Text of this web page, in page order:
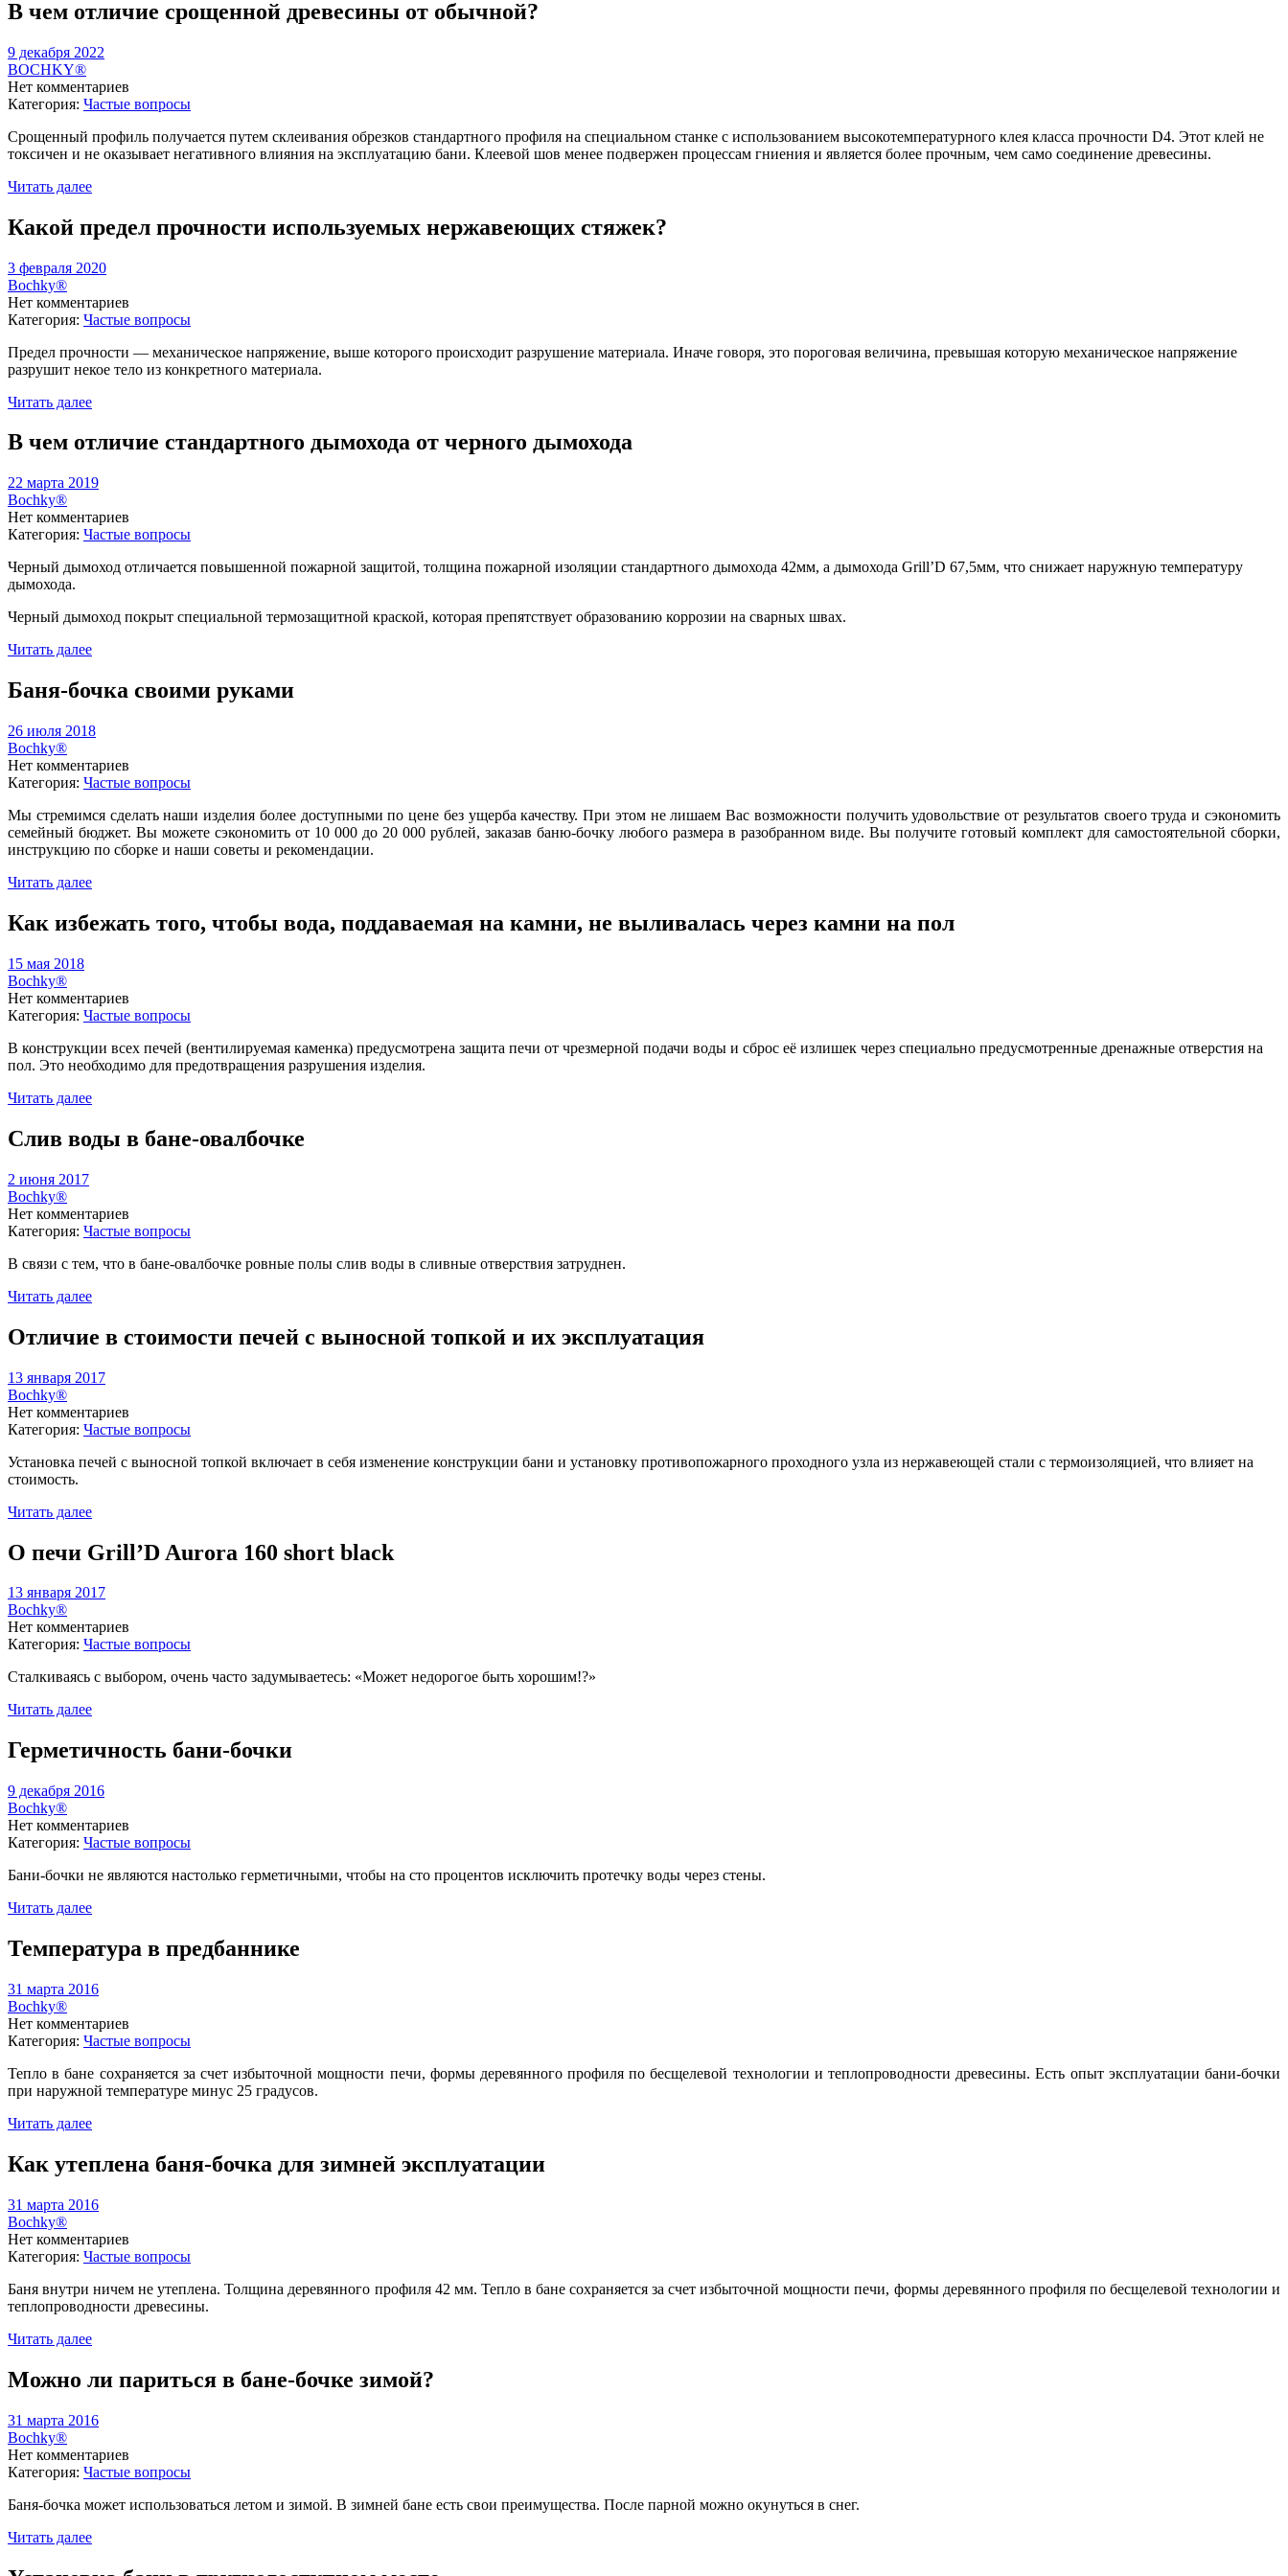
В чем отличие срощенной древесины от обычной?
9 декабря 2022
BOCHKY®
Нет комментариев
Категория: Частые вопросы
Срощенный профиль получается путем склеивания обрезков стандартного профиля на специальном станке с использованием высокотемпературного клея класса прочности D4. Этот клей не
токсичен и не оказывает негативного влияния на эксплуатацию бани. Клеевой шов менее подвержен процессам гниения и является более прочным, чем само соединение древесины.
Читать далее
Какой предел прочности используемых нержавеющих стяжек?
3 февраля 2020
Bochky®
Нет комментариев
Категория: Частые вопросы
Предел прочности — механическое напряжение, выше которого происходит разрушение материала. Иначе говоря, это пороговая величина, превышая которую механическое напряжение
разрушит некое тело из конкретного материала.
Читать далее
В чем отличие стандартного дымохода от черного дымохода
22 марта 2019
Bochky®
Нет комментариев
Категория: Частые вопросы
Черный дымоход отличается повышенной пожарной защитой, толщина пожарной изоляции стандартного дымохода 42мм, а дымохода Grill’D 67,5мм, что снижает наружную температуру
дымохода.
Черный дымоход покрыт специальной термозащитной краской, которая препятствует образованию коррозии на сварных швах.
Читать далее
Баня-бочка своими руками
26 июля 2018
Bochky®
Нет комментариев
Категория: Частые вопросы
Мы стремимся сделать наши изделия более доступными по цене без ущерба качеству. При этом не лишаем Вас возможности получить удовольствие от результатов своего труда и сэкономить
семейный бюджет. Вы можете сэкономить от 10 000 до 20 000 рублей, заказав баню-бочку любого размера в разобранном виде. Вы получите готовый комплект для самостоятельной сборки,
инструкцию по сборке и наши советы и рекомендации.
Читать далее
Как избежать того, чтобы вода, поддаваемая на камни, не выливалась через камни на пол
15 мая 2018
Bochky®
Нет комментариев
Категория: Частые вопросы
В конструкции всех печей (вентилируемая каменка) предусмотрена защита печи от чрезмерной подачи воды и сброс её излишек через специально предусмотренные дренажные отверстия на
пол. Это необходимо для предотвращения разрушения изделия.
Читать далее
Слив воды в бане-овалбочке
2 июня 2017
Bochky®
Нет комментариев
Категория: Частые вопросы
В связи с тем, что в бане-овалбочке ровные полы слив воды в сливные отверствия затруднен.
Читать далее
Отличие в стоимости печей с выносной топкой и их эксплуатация
13 января 2017
Bochky®
Нет комментариев
Категория: Частые вопросы
Установка печей с выносной топкой включает в себя изменение конструкции бани и установку противопожарного проходного узла из нержавеющей стали с термоизоляцией, что влияет на
стоимость.
Читать далее
О печи Grill’D Aurora 160 short black
13 января 2017
Bochky®
Нет комментариев
Категория: Частые вопросы
Сталкиваясь с выбором, очень часто задумываетесь: «Может недорогое быть хорошим!?»
Читать далее
Герметичность бани-бочки
9 декабря 2016
Bochky®
Нет комментариев
Категория: Частые вопросы
Бани-бочки не являются настолько герметичными, чтобы на сто процентов исключить протечку воды через стены.
Читать далее
Температура в предбаннике
31 марта 2016
Bochky®
Нет комментариев
Категория: Частые вопросы
Тепло в бане сохраняется за счет избыточной мощности печи, формы деревянного профиля по бесщелевой технологии и теплопроводности древесины. Есть опыт эксплуатации бани-бочки
при наружной температуре минус 25 градусов.
Читать далее
Как утеплена баня-бочка для зимней эксплуатации
31 марта 2016
Bochky®
Нет комментариев
Категория: Частые вопросы
Баня внутри ничем не утеплена. Толщина деревянного профиля 42 мм. Тепло в бане сохраняется за счет избыточной мощности печи, формы деревянного профиля по бесщелевой технологии и
теплопроводности древесины.
Читать далее
Можно ли париться в бане-бочке зимой?
31 марта 2016
Bochky®
Нет комментариев
Категория: Частые вопросы
Баня-бочка может использоваться летом и зимой. В зимней бане есть свои преимущества. После парной можно окунуться в снег.
Читать далее